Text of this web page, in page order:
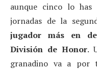
aunque cinco lo
jornadas de la
jugador más en
División de Honor.
granadino va a